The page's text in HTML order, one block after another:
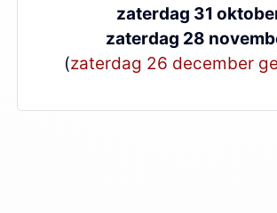
zaterdag 31
zaterdag 28
(zaterdag 26 december